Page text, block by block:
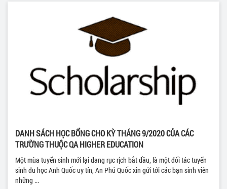
DANH SÁCH HỌC BỔNG CHO KỲ THÁNG 9/2020 CỦA CÁC
TRƯỜNG THUỘC QA HIGHER EDUCATION
Một mùa tuyển sinh mới lại đang rục rịch bắt đầu, là một đối tác tuyển
sinh du học Anh Quốc uy tín, An Phú Quốc xin gửi tới các bạn sinh viên
những ...